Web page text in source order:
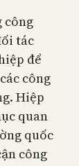
công
tác
để
công
Hiệp
quan
quốc
công